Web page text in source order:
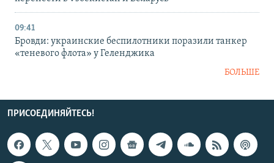
09:41
Бровди: украинские беспилотники поразили танкер
«теневого флота» у Геленджика
БОЛЬШЕ
ПРИСОЕДИНЯЙТЕСЬ!